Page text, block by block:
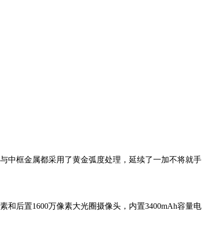
框金属都采用了黄金弧度处理，延续了一加不将就手
后置1600万像素大光圈摄像头，内置3400mAh容量电